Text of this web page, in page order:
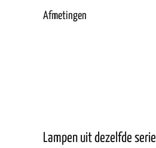
Afmetingen
Lampen uit dezelfde serie